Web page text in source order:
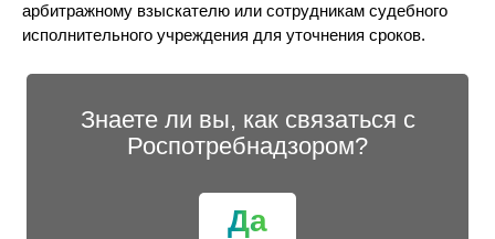
арбитражному взыскателю или сотрудникам судебного
исполнительного учреждения для уточнения сроков.
Знаете ли вы, как связаться с
Роспотребнадзором?
Да